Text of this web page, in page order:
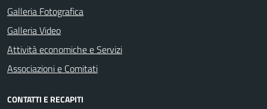
Galleria Fotografica
Galleria Video
Attività economiche e Servizi
Associazioni e Comitati
CONTATTI E RECAPITI